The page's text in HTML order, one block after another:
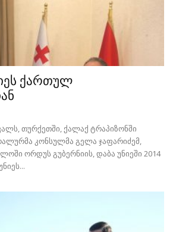
ქართულ
თურქეთში, ქალაქ ტრაპიზონში
კონსულმა გელა ჯაფარიძემ,
ორდუს გუბერნიის, დაბა უნიეში 2014